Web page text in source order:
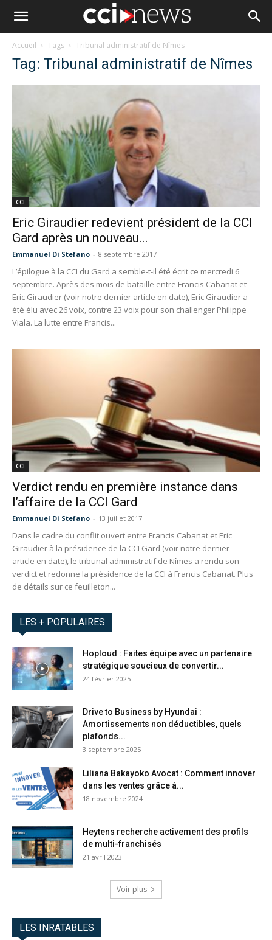
Accueil Tags Tribunal administratif de Nîmes
Tag: Tribunal administratif de Nîmes
CCI
Eric Giraudier redevient président de la CCI
Gard après un nouveau...
Emmanuel Di Stefano - 8 septembre 2017
L’épilogue à la CCI du Gard a semble-t-il été écrit ce mercredi 6
septembre. Après des mois de bataille entre Francis Cabanat et
Eric Giraudier (voir notre dernier article en date), Eric Giraudier a
été élu avec 26 voix, contre 23 voix pour son challenger Philippe
Viala. La lutte entre Francis...
CCI
Verdict rendu en première instance dans
l’affaire de la CCI Gard
Emmanuel Di Stefano - 13 juillet 2017
Dans le cadre du conflit ouvert entre Francis Cabanat et Eric
Giraudier à la présidence de la CCI Gard (voir notre dernier
article en date), le tribunal administratif de Nîmes a rendu son
verdict et redonne la présidence de la CCI à Francis Cabanat. Plus
de détails sur ce feuilleton...
LES + POPULAIRES
Hoploud : Faites équipe avec un partenaire
stratégique soucieux de convertir...
24 février 2025
Drive to Business by Hyundai :
Amortissements non déductibles, quels
plafonds...
3 septembre 2025
Liliana Bakayoko Avocat : Comment innover
dans les ventes grâce à...
18 novembre 2024
Heytens recherche activement des profils
de multi-franchisés
21 avril 2023
Voir plus
LES INRATABLES